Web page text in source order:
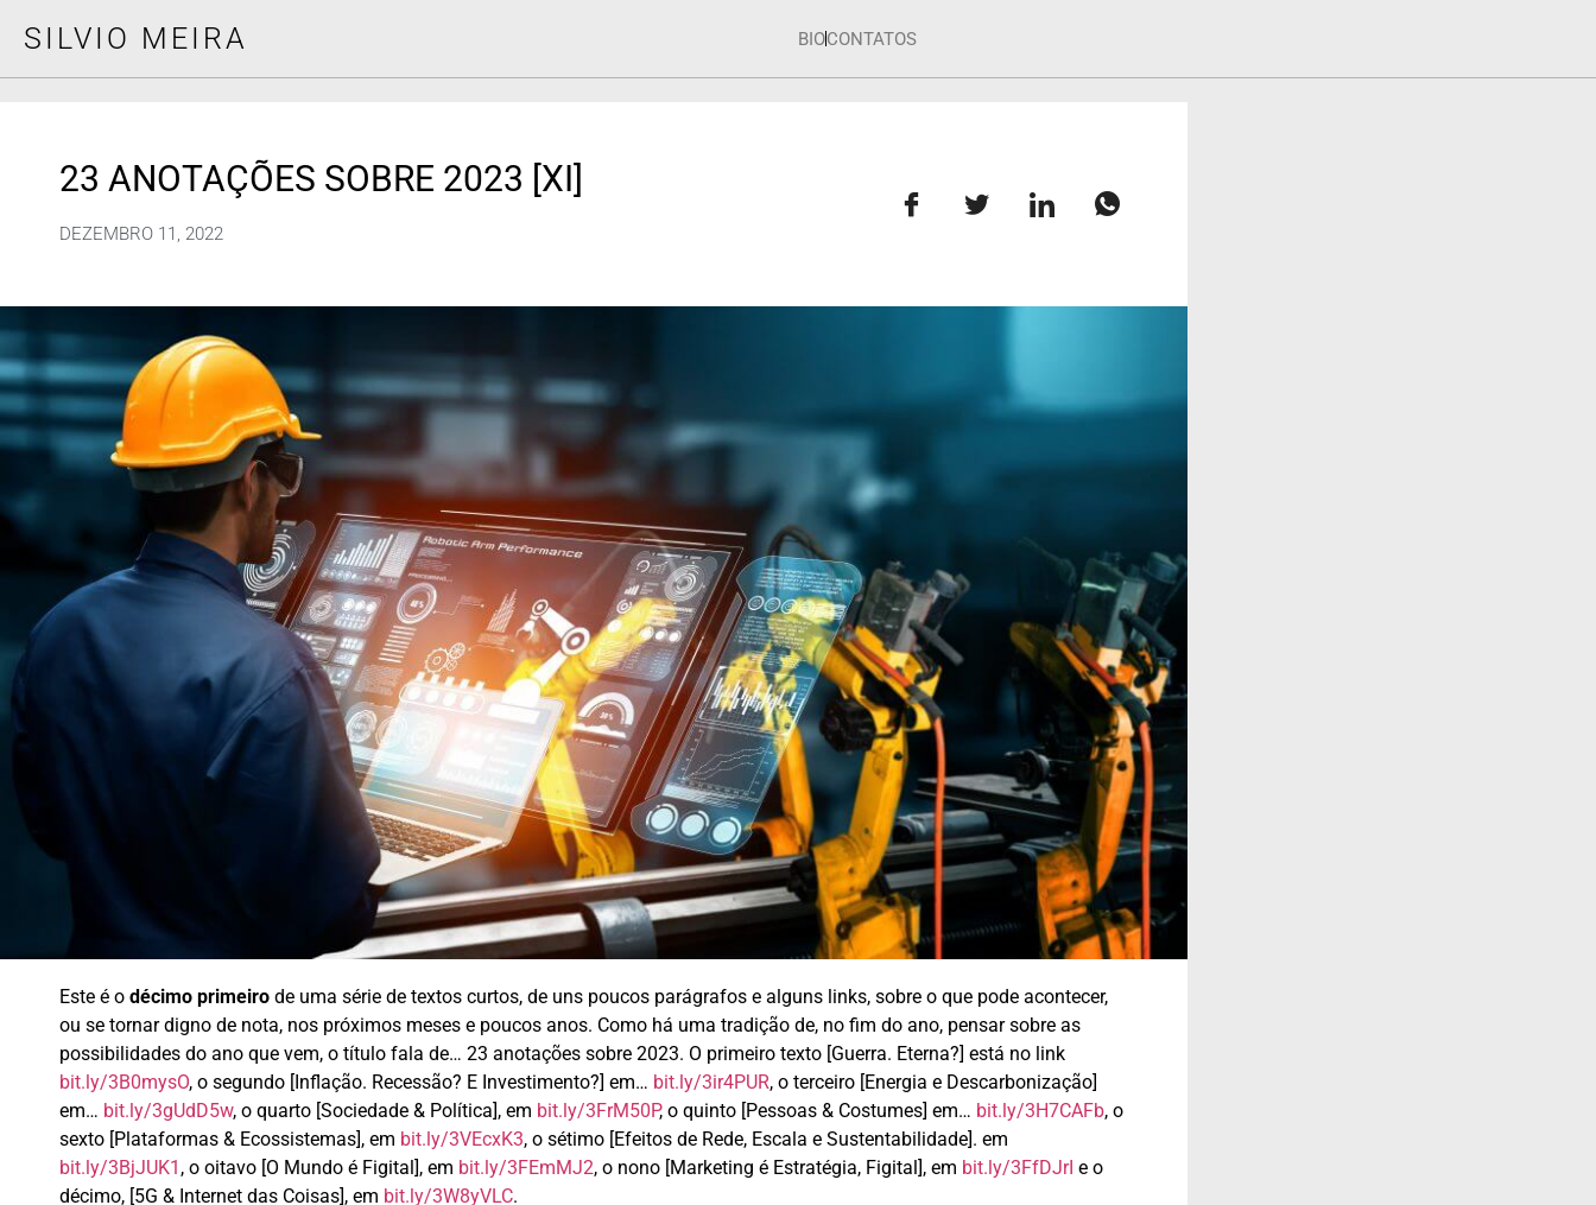
SILVIO MEIRA BIOCONTATOS
23 ANOTAÇÕES SOBRE 2023 [XI]
DEZEMBRO 11, 2022
Este é o décimo primeiro de uma série de textos curtos, de uns poucos parágrafos e alguns links, sobre o que pode acontecer,
ou se tornar digno de nota, nos próximos meses e poucos anos. Como há uma tradição de, no fim do ano, pensar sobre as
possibilidades do ano que vem, o título fala de… 23 anotações sobre 2023. O primeiro texto [Guerra. Eterna?] está no link
bit.ly/3B0mysO, o segundo [Inflação. Recessão? E Investimento?] em… bit.ly/3ir4PUR, o terceiro [Energia e Descarbonização]
em… bit.ly/3gUdD5w, o quarto [Sociedade & Política], em bit.ly/3FrM50P, o quinto [Pessoas & Costumes] em… bit.ly/3H7CAFb, o
sexto [Plataformas & Ecossistemas], em bit.ly/3VEcxK3, o sétimo [Efeitos de Rede, Escala e Sustentabilidade]. em
bit.ly/3BjJUK1 , o oitavo [O Mundo é Figital], em bit.ly/3FEmMJ2, o nono [Marketing é Estratégia, Figital], em bit.ly/3FfDJrI e o
décimo, [5G & Internet das Coisas], em bit.ly/3W8yVLC.